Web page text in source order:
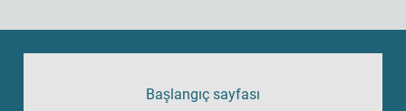
Başlangıç sayfası